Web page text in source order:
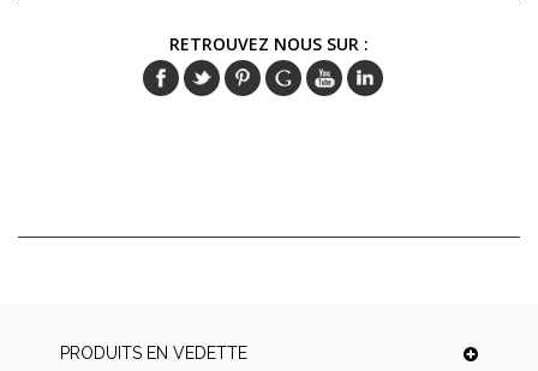
RETROUVEZ NOUS SUR :
PRODUITS EN VEDETTE